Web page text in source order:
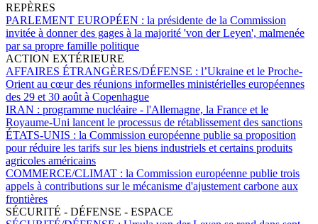
REPÈRES
PARLEMENT EUROPÉEN : la présidente de la Commission
invitée à donner des gages à la majorité 'von der Leyen', malmenée
par sa propre famille politique
ACTION EXTÉRIEURE
AFFAIRES ÉTRANGÈRES/DÉFENSE : l’Ukraine et le Proche-
Orient au cœur des réunions informelles ministérielles européennes
des 29 et 30 août à Copenhague
IRAN : programme nucléaire - l'Allemagne, la France et le
Royaume-Uni lancent le processus de rétablissement des sanctions
ÉTATS-UNIS : la Commission européenne publie sa proposition
pour réduire les tarifs sur les biens industriels et certains produits
agricoles américains
COMMERCE/CLIMAT : la Commission européenne publie trois
appels à contributions sur le mécanisme d'ajustement carbone aux
frontières
SÉCURITÉ - DÉFENSE - ESPACE